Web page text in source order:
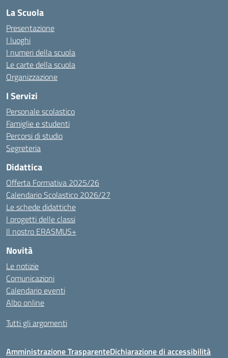
La Scuola
Presentazione
I luoghi
I numeri della scuola
Le carte della scuola
Organizzazione
I Servizi
Personale scolastico
Famiglie e studenti
Percorsi di studio
Segreteria
Didattica
Offerta Formativa 2025/26
Calendario Scolastico 2026/27
Le schede didattiche
I progetti delle classi
Il nostro ERASMUS+
Novità
Le notizie
Comunicazioni
Calendario eventi
Albo online
Tutti gli argomenti
Amministrazione TrasparenteDichiarazione di accessibilità